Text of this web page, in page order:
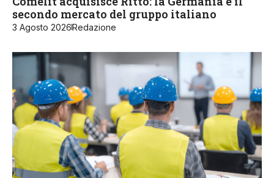
secondo mercato del gruppo italiano
3 Agosto 2026Redazione